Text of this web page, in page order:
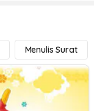
Menulis Surat